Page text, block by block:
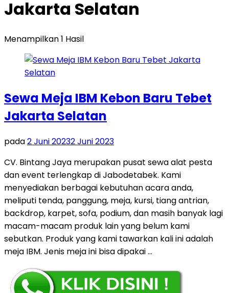
Jakarta Selatan
Menampilkan 1 Hasil
Sewa Meja IBM Kebon Baru Tebet
Jakarta Selatan
pada2 Juni 20232 Juni 2023
CV. Bintang Jaya merupakan pusat sewa alat pesta
dan event terlengkap di Jabodetabek. Kami
menyediakan berbagai kebutuhan acara anda,
meliputi tenda, panggung, meja, kursi, tiang antrian,
backdrop, karpet, sofa, podium, dan masih banyak lagi
macam-macam produk lain yang belum kami
sebutkan. Produk yang kami tawarkan kali ini adalah
meja IBM. Jenis meja ini bisa dipakai …